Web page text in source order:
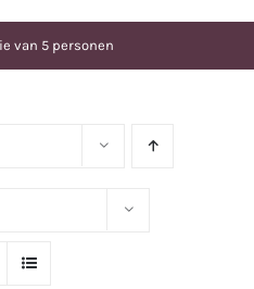
van 5 personen